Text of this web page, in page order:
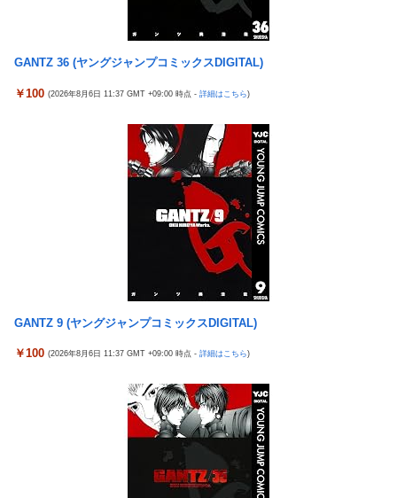
【草】アル中「水飲みたくない！」 グラス「はい転倒」
「こんな事になるんやから強制置き配は止めておくべき」とユー
ザーがドン引き、UberEatsが導入した強制置き配が起こしたの
は……
演劇のせいで2人も無駄死ににwwww
【悲報】ライター「ちいかわが反社とコラボしてた」ﾊﾟｼｬｯ
死神のコスプレをして隣のビルの屋上から病院を眺めていた男を
【画像】コスプレイヤーが死ぬ気で痩せた結果ｗｗｗｗ
【悲報】福岡の電車、完全にやらかす。構内アナウンスでド下ネ
ぎる…
【日向坂46】 かほりん、ありのままの姿・・・【藤嶌果歩1st写
【パ順位】鷹========猫-公=====檻-/==鴎=========鷲
【悲報】みのもんたさん、代表作が「クイズミリオネア」しかな
【幽霊否定派、完全論破】幽霊がいないなら午前2時に一人で墓
周囲の人「おい見ろよ…」「一人で来てんのかな…？ｗ」「腹で
けーｗ」一人焼肉ワイ「……ッ…！」
ｗｗｗ
【悲報】ワンダンス作者「手書きでダンスアニメ描いてみまし
た」←アニメの当てつけにしか見えないと話題に
エアギアって再アニメ化したら良さそうじゃない？ ちゃんとエロ
さとか大暮のセンスを忠実に再現して
涌井秀章(40) 2.88 3勝1敗 4QS K/BB10.00
神谷玲子の新台は神ぱち!? #75【「e七つの大罪3」1回転で大当
たり＝速さが段違い！渾身のRUSHに神谷が挑む！！】
【実戦報告】Lストリートファイター6の評判まとめ！ヤレる感が
4号機ジジイ「どんなノーマルタイプでも下皿はガッチガチがデ
フォ」←マジで無駄な事やってるよな
演出に一喜一憂してる方が脳死なんよ」
【バンダイ】「食玩」「プライズ」「ガシャポン」2026年8月発
売商品【発売スケジュール】
【悲報】AV女優さん、キモオタチー牛弱男どもの「おはよう」に
GANTZ 36 (ヤングジャンプコミックスDIGITAL)
￥100 (2026年8月6日 11:37 GMT +09:00 時点 - 詳細はこちら)
GANTZ 9 (ヤングジャンプコミックスDIGITAL)
￥100 (2026年8月6日 11:37 GMT +09:00 時点 - 詳細はこちら)